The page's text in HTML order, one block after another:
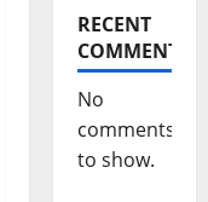
RECENT
COMMENTS
No
comments
to show.